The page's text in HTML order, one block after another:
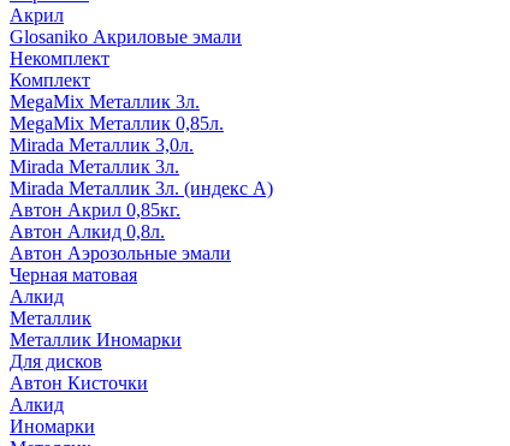
Акрил
Glosaniko Акриловые эмали
Некомплект
Комплект
MegaMix Металлик 3л.
MegaMix Металлик 0,85л.
Mirada Металлик 3,0л.
Mirada Металлик 3л.
Mirada Металлик 3л. (индекс А)
Автон Акрил 0,85кг.
Автон Алкид 0,8л.
Автон Аэрозольные эмали
Черная матовая
Алкид
Металлик
Металлик Иномарки
Для дисков
Автон Кисточки
Алкид
Иномарки